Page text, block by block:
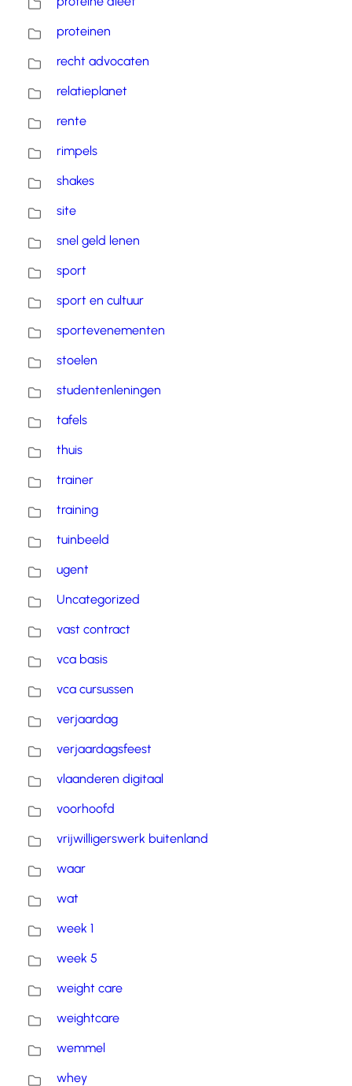
proteinen
recht advocaten
relatieplanet
rente
rimpels
shakes
site
snel geld lenen
sport
sport en cultuur
sportevenementen
stoelen
studentenleningen
tafels
thuis
trainer
training
tuinbeeld
ugent
Uncategorized
vast contract
vca basis
vca cursussen
verjaardag
verjaardagsfeest
vlaanderen digitaal
voorhoofd
vrijwilligerswerk buitenland
waar
wat
week 1
week 5
weight care
weightcare
wemmel
whey